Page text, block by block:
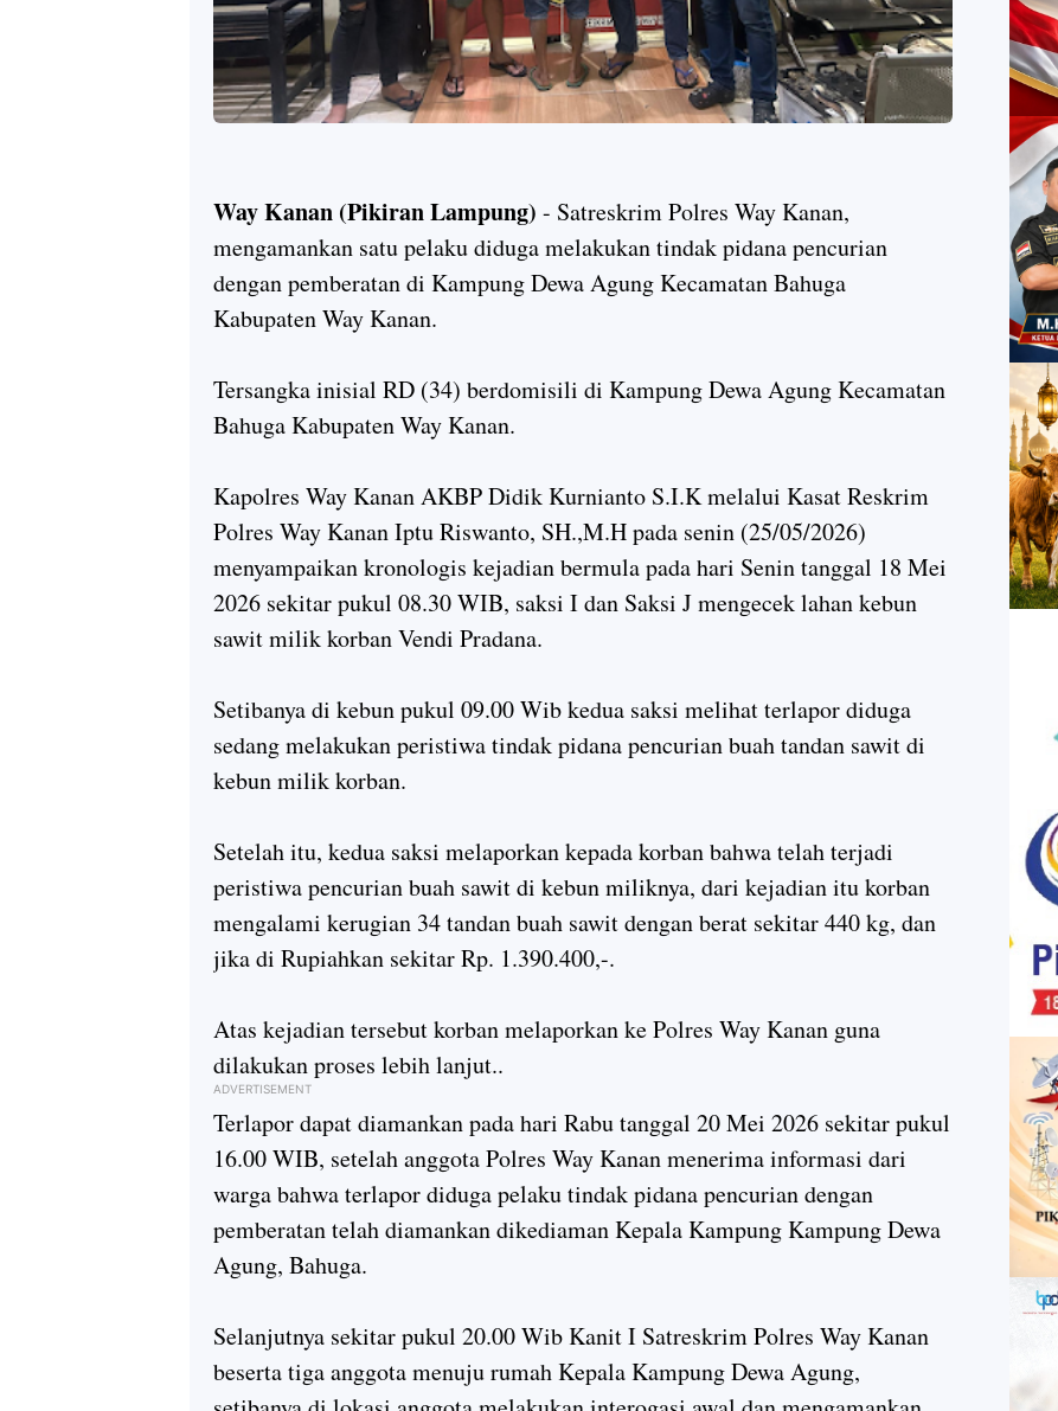
Way Kanan (Pikiran Lampung) - Satreskrim Polres Way Kanan,
mengamankan satu pelaku diduga melakukan tindak pidana pencurian
dengan pemberatan di Kampung Dewa Agung Kecamatan Bahuga
Kabupaten Way Kanan.
Tersangka inisial RD (34) berdomisili di Kampung Dewa Agung Kecamatan
Bahuga Kabupaten Way Kanan.
Kapolres Way Kanan AKBP Didik Kurnianto S.I.K melalui Kasat Reskrim
Polres Way Kanan Iptu Riswanto, SH.,M.H pada senin (25/05/2026)
menyampaikan kronologis kejadian bermula pada hari Senin tanggal 18 Mei
2026 sekitar pukul 08.30 WIB, saksi I dan Saksi J mengecek lahan kebun
sawit milik korban Vendi Pradana.
Setibanya di kebun pukul 09.00 Wib kedua saksi melihat terlapor diduga
sedang melakukan peristiwa tindak pidana pencurian buah tandan sawit di
kebun milik korban.
Setelah itu, kedua saksi melaporkan kepada korban bahwa telah terjadi
peristiwa pencurian buah sawit di kebun miliknya, dari kejadian itu korban
mengalami kerugian 34 tandan buah sawit dengan berat sekitar 440 kg, dan
jika di Rupiahkan sekitar Rp. 1.390.400,-.
Atas kejadian tersebut korban melaporkan ke Polres Way Kanan guna
dilakukan proses lebih lanjut..
ADVERTISEMENT
Terlapor dapat diamankan pada hari Rabu tanggal 20 Mei 2026 sekitar pukul
16.00 WIB, setelah anggota Polres Way Kanan menerima informasi dari
warga bahwa terlapor diduga pelaku tindak pidana pencurian dengan
pemberatan telah diamankan dikediaman Kepala Kampung Kampung Dewa
Agung, Bahuga.
Selanjutnya sekitar pukul 20.00 Wib Kanit I Satreskrim Polres Way Kanan
beserta tiga anggota menuju rumah Kepala Kampung Dewa Agung,